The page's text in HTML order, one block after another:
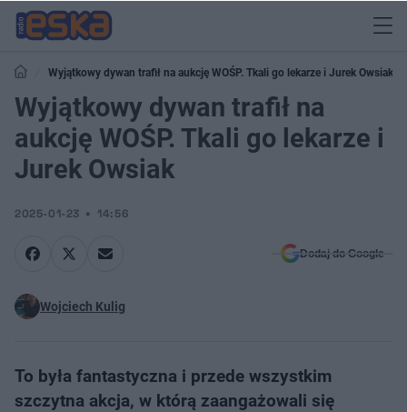
Wyjątkowy dywan trafił na aukcję WOŚP. Tkali go lekarze i Jurek Owsiak
Wyjątkowy dywan trafił na
aukcję WOŚP. Tkali go lekarze i
Jurek Owsiak
2025-01-23 14:56
Dodaj do Google
Wojciech Kulig
To była fantastyczna i przede wszystkim
szczytna akcja, w którą zaangażowali się